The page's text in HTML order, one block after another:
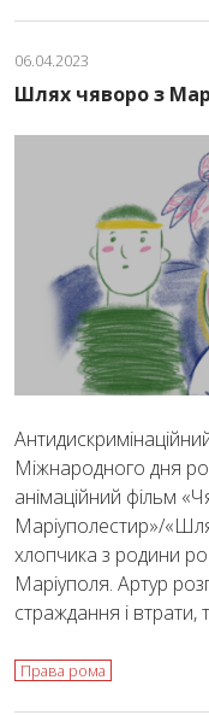
06.04.2023
Шлях чяворо з
Міжнародного дня
анімаційний фільм
Маріуполестир»/
хлопчика з родини
Маріуполя. Артур
страждання і
Права рома